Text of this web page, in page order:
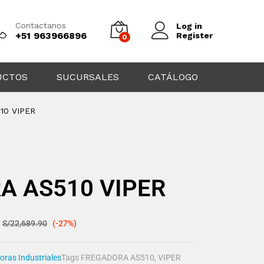
Contactanos
+51 963966896 0
Log in
Register
SUCURSALES CATÁLOGO
VIPER
AS510 VIPER
S/22,689.90 (-27%)
IndustrialesTags FREGADORA AS510, VIPER